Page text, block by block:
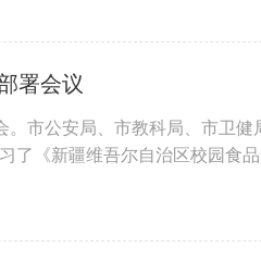
署会议
市公安局、市教科局、市卫
了《新疆维吾尔自治区校园食